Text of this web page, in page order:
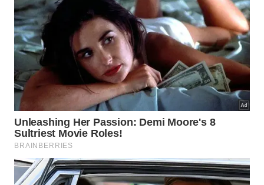
horas para a secagem total antes de aplicar a
camada de pintura, utilizando tinta adequada para
tetos e de preferência com propriedades antimofo.